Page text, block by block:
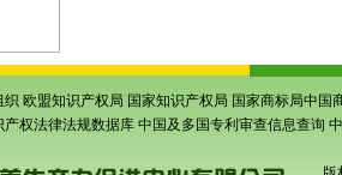
织 欧盟知识产权局 国家知识产权局 国家商标局中国
产权法律法规数据库 中国及多国专利审查信息查询